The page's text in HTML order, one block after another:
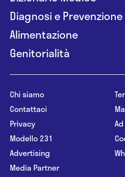
Diagnosi e Prevenzione
Alimentazione
Genitorialità
Chi siamo
Contattaci
Privacy
Modello 231
Advertising
Media Partner